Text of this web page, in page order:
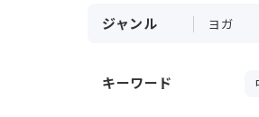
ジャンル ヨガ
キーワード